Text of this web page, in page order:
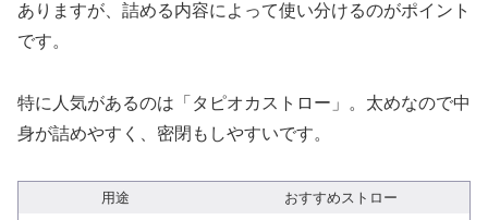
ありますが、詰める内容によって使い分けるのがポイント
です。
特に人気があるのは「タピオカストロー」。太めなので中
身が詰めやすく、密閉もしやすいです。
用途
おすすめストロー